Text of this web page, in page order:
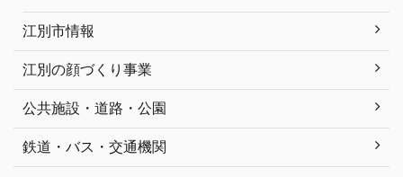
江別市情報
江別の顔づくり事業
公共施設・道路・公園
鉄道・バス・交通機関